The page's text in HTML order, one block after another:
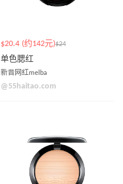
$20.4 (约142元)$24
单色腮红
新晋网红melba
@55haitao.com